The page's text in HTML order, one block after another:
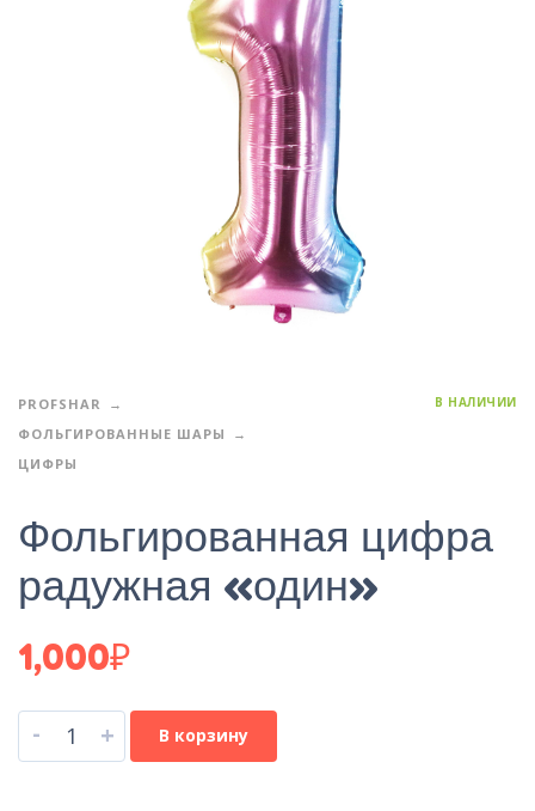
PROFSHAR
ФОЛЬГИРОВАННЫЕ ШАРЫ
ЦИФРЫ
В НАЛИЧИИ
Фольгированная цифра
радужная «один»
1,000₽
- + В корзину